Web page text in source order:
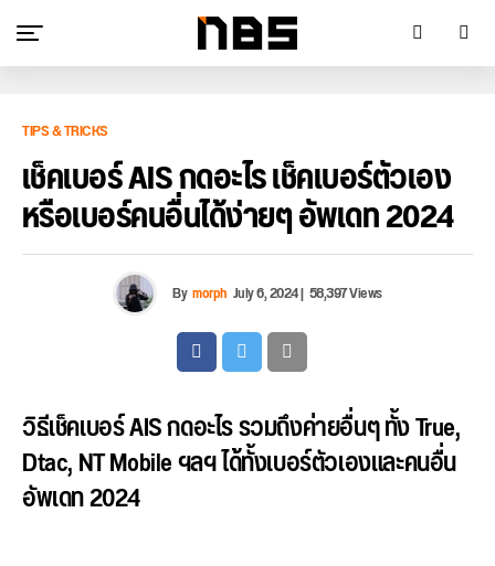
TIPS & TRICKS
เช็คเบอร์ AIS กดอะไร เช็คเบอร์ตัวเอง
หรือเบอร์คนอื่นได้ง่ายๆ อัพเดท 2024
Bymorph July 6, 2024| 58,397 Views
วิธีเช็คเบอร์ AIS กดอะไร รวมถึงค่ายอื่นๆ ทั้ง True,
Dtac, NT Mobile ฯลฯ ได้ทั้งเบอร์ตัวเองและคนอื่น
อัพเดท 2024